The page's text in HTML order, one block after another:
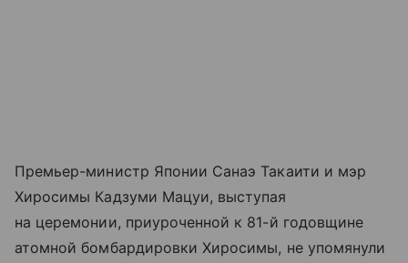
Премьер-министр Японии Санаэ Такаити и мэр
Хиросимы Кадзуми Мацуи, выступая
на церемонии, приуроченной к 81-й годовщине
атомной бомбардировки Хиросимы, не упомянули